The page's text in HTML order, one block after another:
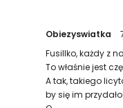
Obiezyswiatka
Fusillko, każdy z
To właśnie jest
A tak, takiego
by się im przydało.